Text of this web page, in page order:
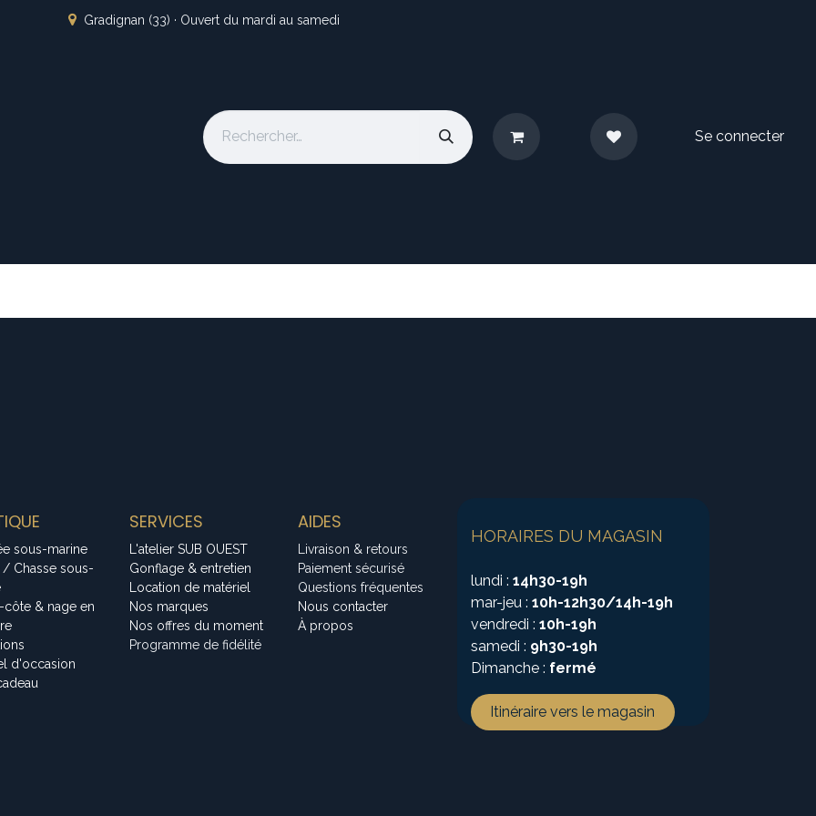
Gradignan (33) · Ouvert du mardi au samedi
Se connecter
sous-marine
/ Chasse sous-
côte & nage en
d'occasion
SERVICES
L'atelier SUB OUEST
Gonflage & entretien
Location de matériel
Nos marques
Nos offres du moment
Programme de fidélité
AIDES
Livraison & retours
Paiement sécurisé
Questions fréquentes
Nous contacter
À propos
HORAIRES DU MAGASIN
lundi : 14h30-19h
mar-jeu : 10h-12h30/14h-19h
vendredi : 10h-19h
samedi : 9h30-19h
Dimanche : fermé
Itinéraire vers le magasin